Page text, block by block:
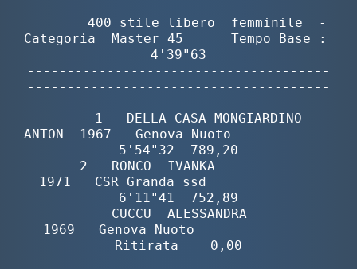
        400 stile libero  femminile  -
Categoria  Master 45      Tempo Base :
4'39"63
--------------------------------------
--------------------------------------
------------------
       1   DELLA CASA MONGIARDINO
ANTON  1967   Genova Nuoto
5'54"32  789,20
       2   RONCO  IVANKA
1971   CSR Granda ssd
6'11"41  752,89
           CUCCU  ALESSANDRA
1969   Genova Nuoto
Ritirata    0,00